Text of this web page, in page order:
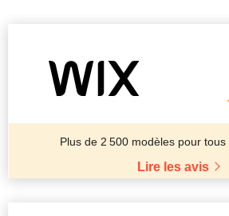
Plus de 2 500 modèles pour
Lire les avis